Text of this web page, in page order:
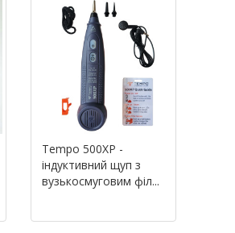
Tempo 500XP -
індуктивний щуп з
вузькосмуговим філ...